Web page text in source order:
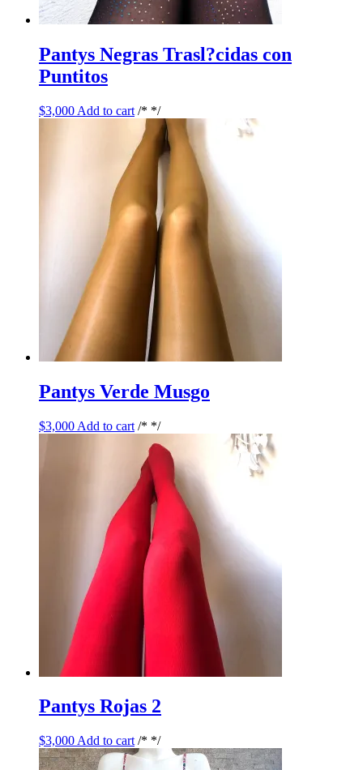
Pantys Negras Trasl?cidas con
Puntitos
$3,000 Add to cart /* */
Pantys Verde Musgo
$3,000 Add to cart /* */
Pantys Rojas 2
$3,000 Add to cart /* */